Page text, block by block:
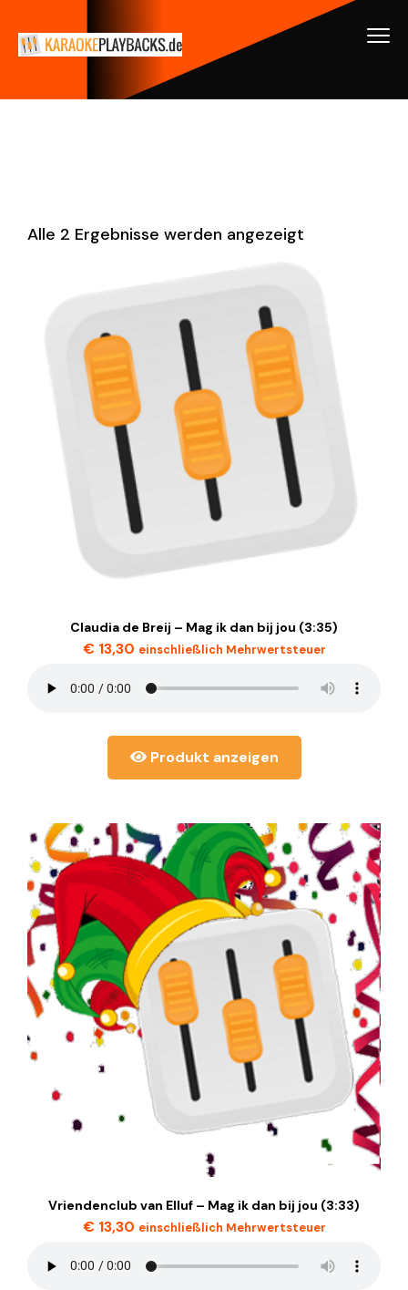
Alle 2 Ergebnisse werden angezeigt
Claudia de Breij – Mag ik dan bij jou (3:35)
€13,30 einschließlich Mehrwertsteuer
Produkt anzeigen
Vriendenclub van Elluf – Mag ik dan bij jou (3:33)
€13,30 einschließlich Mehrwertsteuer